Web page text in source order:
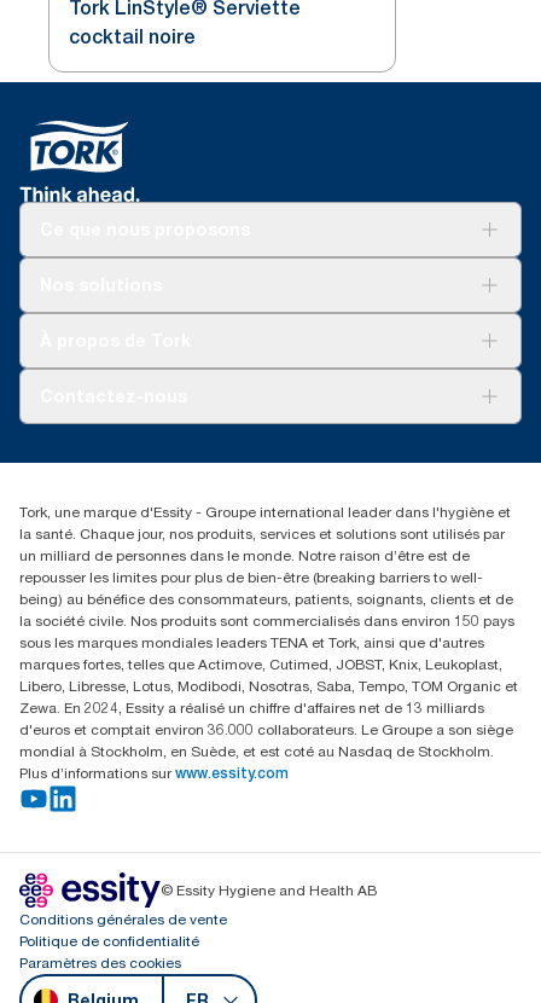
Tork LinStyle® Serviette
cocktail noire
Réclamation pour distributeurs
02 766 05 30
Essity Belgium NV
Berkenlaan 8B
1831 MACHELEN
Tork, une marque d'Essity - Groupe international leader dans l'hygiène et
la santé. Chaque jour, nos produits, services et solutions sont utilisés par
un milliard de personnes dans le monde. Notre raison d’être est de
repousser les limites pour plus de bien-être (breaking barriers to well-
being) au bénéfice des consommateurs, patients, soignants, clients et de
la société civile. Nos produits sont commercialisés dans environ 150 pays
sous les marques mondiales leaders TENA et Tork, ainsi que d'autres
marques fortes, telles que Actimove, Cutimed, JOBST, Knix, Leukoplast,
Libero, Libresse, Lotus, Modibodi, Nosotras, Saba, Tempo, TOM Organic et
Zewa. En 2024, Essity a réalisé un chiffre d'affaires net de 13 milliards
d'euros et comptait environ 36.000 collaborateurs. Le Groupe a son siège
mondial à Stockholm, en Suède, et est coté au Nasdaq de Stockholm.
Plus d’informations sur www.essity.com
© Essity Hygiene and Health AB
Conditions générales de vente
Politique de confidentialité
Paramètres des cookies